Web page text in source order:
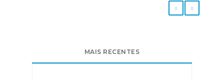
MAIS RECENTES